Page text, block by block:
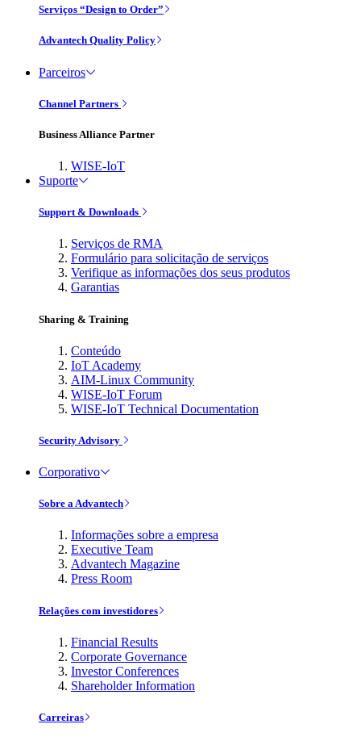
Serviços “Design to Order”
Advantech Quality Policy
Parceiros
Channel Partners
Business Alliance Partner
WISE-IoT
Suporte
Support & Downloads
Serviços de RMA
Formulário para solicitação de serviços
Verifique as informações dos seus produtos
Garantias
Sharing & Training
Conteúdo
IoT Academy
AIM-Linux Community
WISE-IoT Forum
WISE-IoT Technical Documentation
Security Advisory
Corporativo
Sobre a Advantech
Informações sobre a empresa
Executive Team
Advantech Magazine
Press Room
Relações com investidores
Financial Results
Corporate Governance
Investor Conferences
Shareholder Information
Carreiras